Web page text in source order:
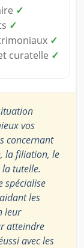
✓
✓
✓
curatelle ✓
vos
concernant
la filiation, le
tutelle.
spécialise
les
leur
atteindre
avec les